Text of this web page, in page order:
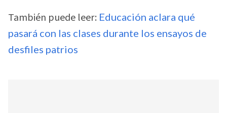
También puede leer: Educación aclara qué
pasará con las clases durante los ensayos de
desfiles patrios